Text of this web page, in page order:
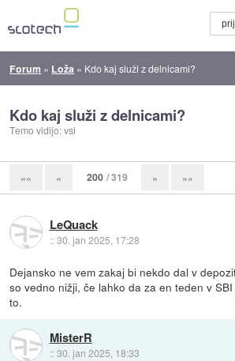
Forum » Loža » Kdo kaj služi z delnicami?
Kdo kaj služi z delnicami?
Temo vidijo: vsi
«« « 200 / 319 » »»
LeQuack
::30. jan 2025, 17:28
Dejansko ne vem zakaj bi nekdo dal v
so vedno nižji, če lahko da za en teden v
to.
MisterR
::30. jan 2025, 18:33